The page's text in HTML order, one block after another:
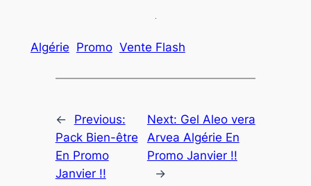
Algérie Promo Vente Flash
←
Previous:
Pack Bien-être
En Promo
Janvier !!
Next: Gel Aleo vera
Arvea Algérie En
Promo Janvier !!
→